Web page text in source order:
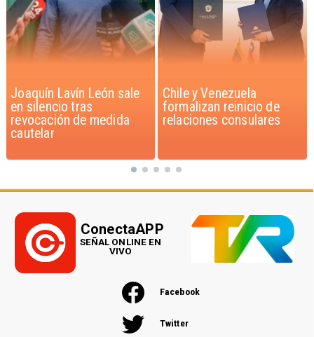
Chile y Venezuela
formalizan reinicio de
relaciones consulares
Feriantes rechazan
dichos de Camila Flores
sobre Fabiola Campillai
Facebook
Twitter
ConectaAPP
SEÑAL ONLINE EN
VIVO